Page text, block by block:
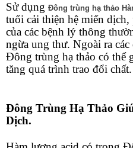
Sử dụng Đông trùng hạ thảo
tuổi cải thiện hệ miến
của các bệnh lý thông
ngừa ung thư. Ngoài ra
Đông trùng hạ thảo có thể
tăng quá trình trao đổi chất.
Đông Trùng Hạ Thảo
Dịch.